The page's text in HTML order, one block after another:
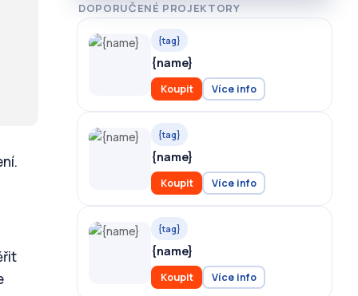
DOPORUČENÉ PROJEKTORY
{tag}
{name}
Koupit Více info
{tag}
{name}
Koupit Více info
{tag}
{name}
Koupit Více info